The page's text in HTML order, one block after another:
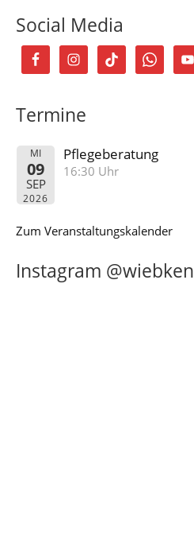
Social Media
Termine
MI
09
SEP
2026
Pflegeberatung
16:30 Uhr
Zum Veranstaltungskalender
Instagram @wiebken